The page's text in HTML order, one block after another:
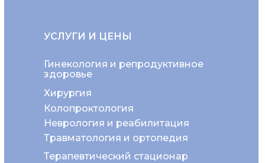
Неврология и реабилитация
Колопроктология
Хирургия
Гинекология и репродуктивное
здоровье
Травматология и ортопедия
Терапевтический стационар
УСЛУГИ И ЦЕНЫ